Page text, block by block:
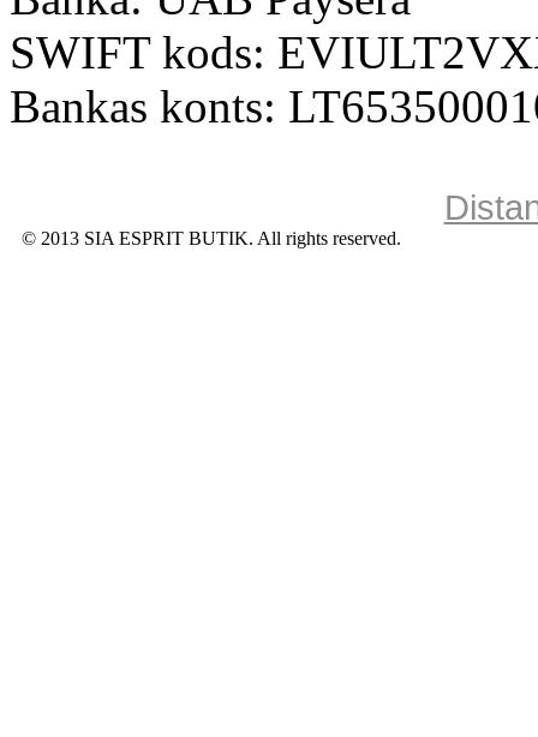
SWIFT kods:
Bankas konts:
© 2013 SIA ESPRIT BUTIK. All rights reserved.